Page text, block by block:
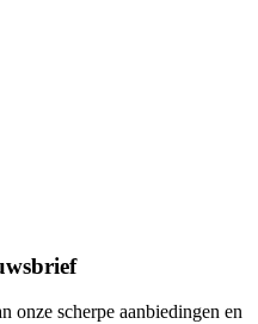
onze scherpe aanbiedingen en